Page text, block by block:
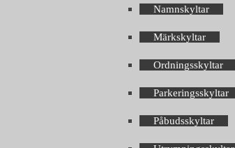
Namnskyltar
Märkskyltar
Ordningsskyltar
Parkeringsskyltar
Påbudsskyltar